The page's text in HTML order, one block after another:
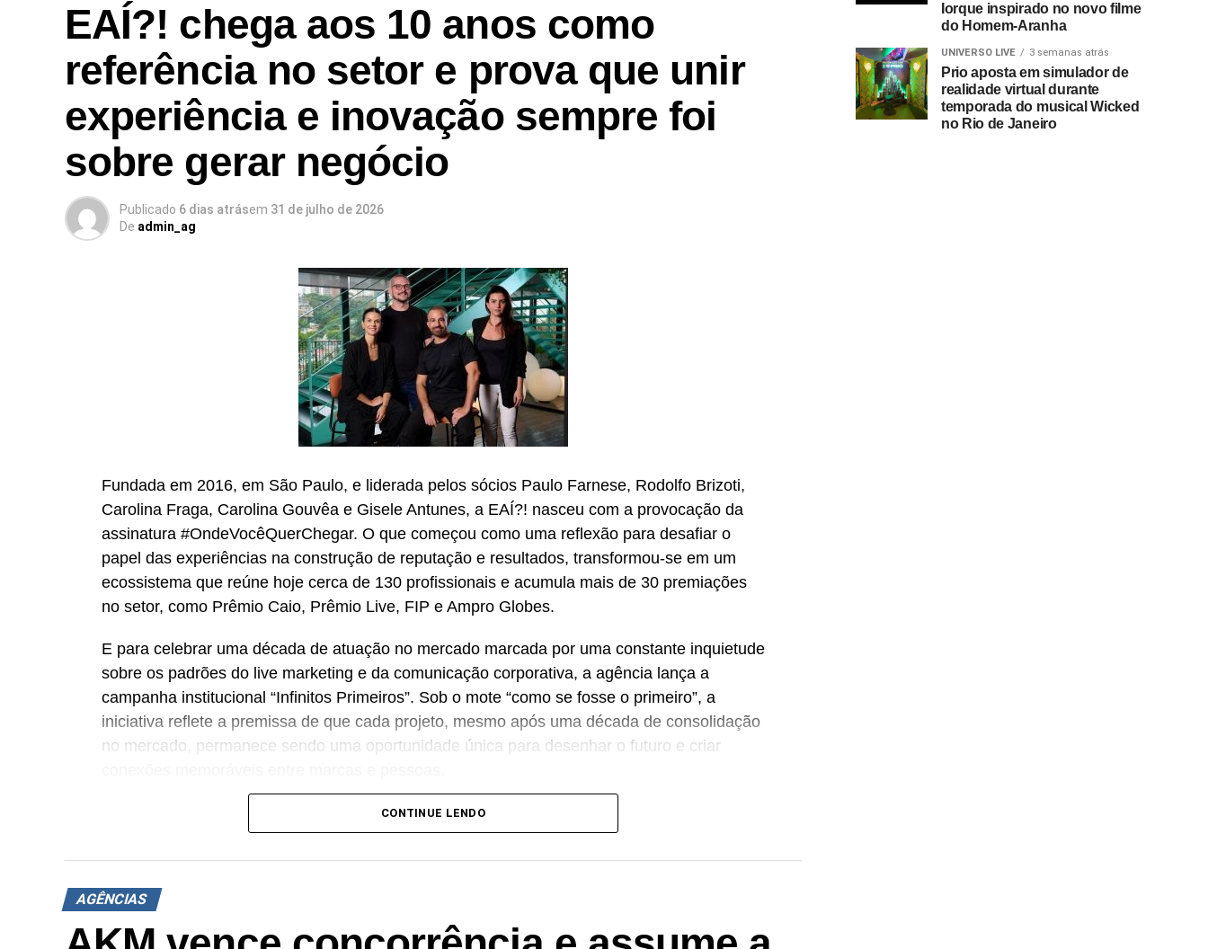
EAÍ?! chega aos 10 anos como
referência no setor e prova que unir
experiência e inovação sempre foi
sobre gerar negócio
Publicado 6 dias atrásem 31 de julho de 2026
De admin_ag
Fundada em 2016, em São Paulo, e liderada pelos sócios Paulo Farnese, Rodolfo Brizoti,
Carolina Fraga, Carolina Gouvêa e Gisele Antunes, a EAÍ?! nasceu com a provocação da
assinatura #OndeVocêQuerChegar. O que começou como uma reflexão para desafiar o
papel das experiências na construção de reputação e resultados, transformou-se em um
ecossistema que reúne hoje cerca de 130 profissionais e acumula mais de 30 premiações
no setor, como Prêmio Caio, Prêmio Live, FIP e Ampro Globes.
E para celebrar uma década de atuação no mercado marcada por uma constante inquietude
sobre os padrões do live marketing e da comunicação corporativa, a agência lança a
campanha institucional “Infinitos Primeiros”. Sob o mote “como se fosse o primeiro”, a
iniciativa reflete a premissa de que cada projeto, mesmo após uma década de consolidação
no mercado, permanece sendo uma oportunidade única para desenhar o futuro e criar
Ao longo de 10 anos, a agência vem transformando essa visão em prática, ampliando sua
atuação em brand experience, trade marketing, tecnologia, conteúdo e inteligência de dados
para gerar impacto real no negócio. A celebração acompanha também o amadurecimento
de seu posicionamento institucional para o conceito de
traduz uma evolução do DNA da agência.
CONTINUE LENDO
AGÊNCIAS
Iorque inspirado no novo filme
do Homem-Aranha
UNIVERSO LIVE 3 semanas atrás
Prio aposta em simulador de
realidade virtual durante
temporada do musical Wicked
no Rio de Janeiro